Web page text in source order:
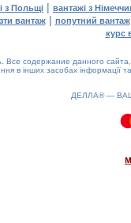
з Польщі | вантажі з
вантаж| попутний вантаж
курс
Все содержание данного
в інших засобах інформації
ДЕЛЛА® —